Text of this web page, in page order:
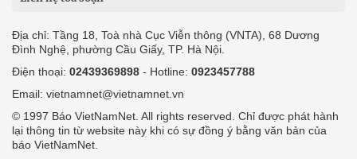
Địa chỉ: Tầng 18, Toà nhà Cục Viễn thông (VNTA), 68 Dương
Đình Nghệ, phường Cầu Giấy, TP. Hà Nội.
Điện thoại: 02439369898 - Hotline: 0923457788
Email: vietnamnet@vietnamnet.vn
© 1997 Báo VietNamNet. All rights reserved. Chỉ được phát hành
lại thông tin từ website này khi có sự đồng ý bằng văn bản của
báo VietNamNet.